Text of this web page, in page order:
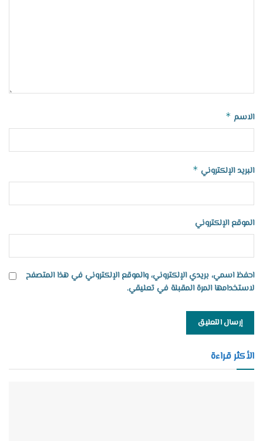
الاسم *
البريد الإلكتروني *
الموقع الإلكتروني
احفظ اسمي، بريدي الإلكتروني، والموقع الإلكتروني في هذا المتصفح
لاستخدامها المرة المقبلة في تعليقي.
الأكثر قراءة